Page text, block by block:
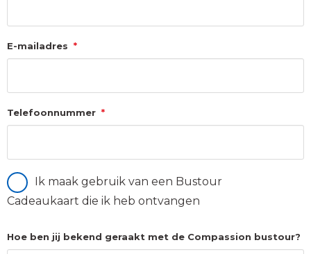
E-mailadres *
Telefoonnummer *
GiftcardIk maak gebruik van een Bustour
Cadeaukaart die ik heb ontvangen
Hoe ben jij bekend geraakt met de Compassion bustour?